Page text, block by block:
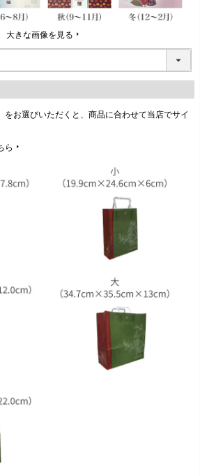
大きな画像を見る
をお選びいただくと、商品に合わせて当店でサイ
ら